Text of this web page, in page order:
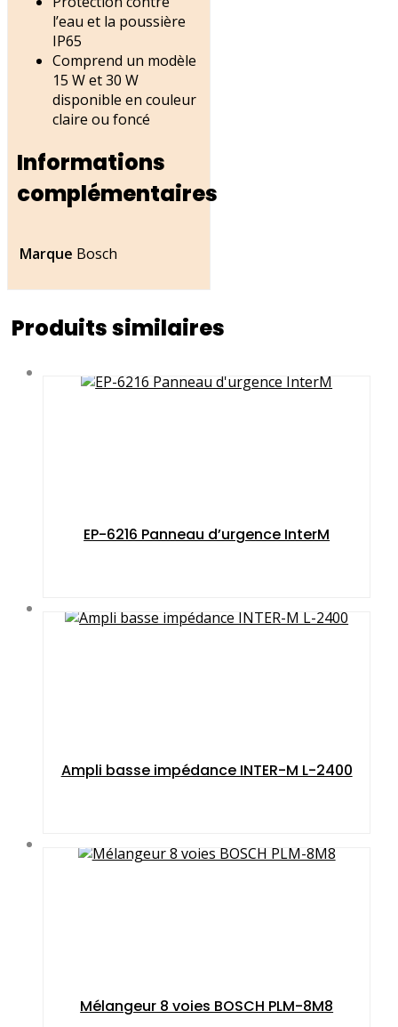
l’eau et la poussière
IP65
Comprend un modèle
15 W et 30 W
disponible en couleur
claire ou foncé
Informations
complémentaires
Marque Bosch
Produits similaires
EP-6216 Panneau d’urgence InterM
Ampli basse impé­dance INTER-M L-2400
Mélangeur 8 voies BOSCH PLM-8M8